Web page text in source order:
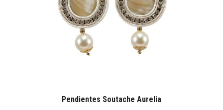
Pendientes Soutache Aurelia